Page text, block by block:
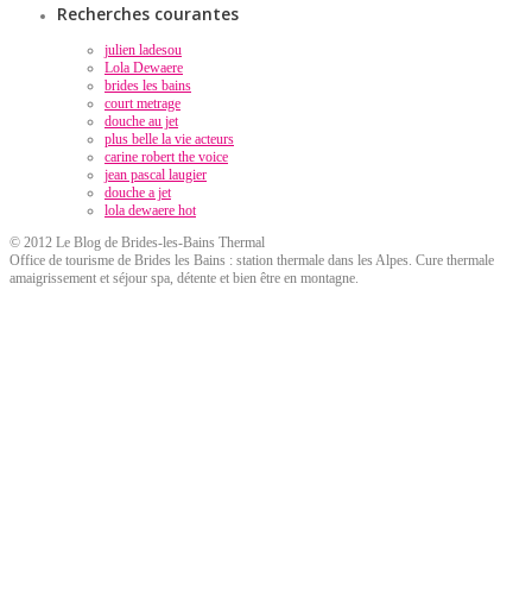
Recherches courantes
julien ladesou
Lola Dewaere
brides les bains
court metrage
douche au jet
plus belle la vie acteurs
carine robert the voice
jean pascal laugier
douche a jet
lola dewaere hot
© 2012 Le Blog de Brides-les-Bains Thermal
Office de tourisme de Brides les Bains : station thermale dans les Alpes. Cure thermale
amaigrissement et séjour spa, détente et bien être en montagne.